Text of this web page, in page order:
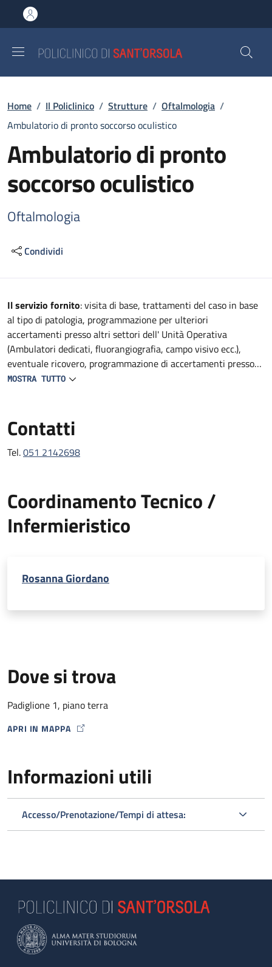
al contenuto principale
to footer content
Briciole di pane
Home / Il Policlinico / Strutture / Oftalmologia /
Ambulatorio di pronto soccorso oculistico
Ambulatorio di pronto
soccorso oculistico
Oftalmologia
Condividi
Descrizione
Il servizio fornito: visita di base, trattamenti del caso in base
al tipo di patologia, programmazione per ulteriori
accertamenti presso altri settori dell' Unità Operativa
(Ambulatori dedicati, fluorangiografia, campo visivo ecc.),
eventuale ricovero, programmazione di accertamenti presso
altre strutture del Policlinico (TAC, RMN, consulenze
MOSTRA TUTTO
Contatti
Tel.051 2142698
Coordinamento Tecnico /
Infermieristico
Rosanna Giordano
Dove si trova
Padiglione 1, piano terra
APRI IN MAPPA
MAP ICON
Informazioni utili
Accesso/Prenotazione/Tempi di attesa: